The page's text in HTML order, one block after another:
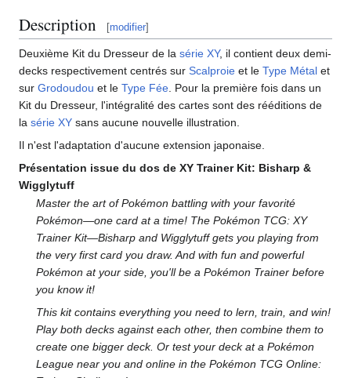
Description [modifier]
Deuxième Kit du Dresseur de la série XY, il contient deux demi-
decks respectivement centrés sur Scalproie et le Type Métal et
sur Grodoudou et le Type Fée . Pour la première fois dans un
Kit du Dresseur, l'intégralité des cartes sont des rééditions de
la série XY sans aucune nouvelle illustration.
Il n'est l'adaptation d'aucune extension japonaise.
Présentation issue du dos de XY Trainer Kit: Bisharp &
Wigglytuff
Master the art of Pokémon battling with your favorité
Pokémon—one card at a time! The Pokémon TCG: XY
Trainer Kit—Bisharp and Wigglytuff gets you playing from
the very first card you draw. And with fun and powerful
Pokémon at your side, you'll be a Pokémon Trainer before
you know it!
This kit contains everything you need to lern, train, and win!
Play both decks against each other, then combine them to
create one bigger deck. Or test your deck at a Pokémon
League near you and online in the Pokémon TCG Online: